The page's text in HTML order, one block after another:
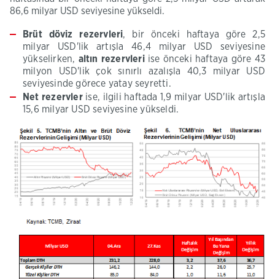
86,6 milyar USD seviyesine yükseldi.
Brüt döviz rezervleri, bir önceki haftaya göre 2,5
milyar USD'lik artışla 46,4 milyar USD seviyesine
yükselirken, altın rezervleri ise önceki haftaya göre 43
milyon USD'lik çok sınırlı azalışla 40,3 milyar USD
seviyesinde görece yatay seyretti.
Net rezervler ise, ilgili haftada 1,9 milyar USD'lik artışla
15,6 milyar USD seviyesine yükseldi.​